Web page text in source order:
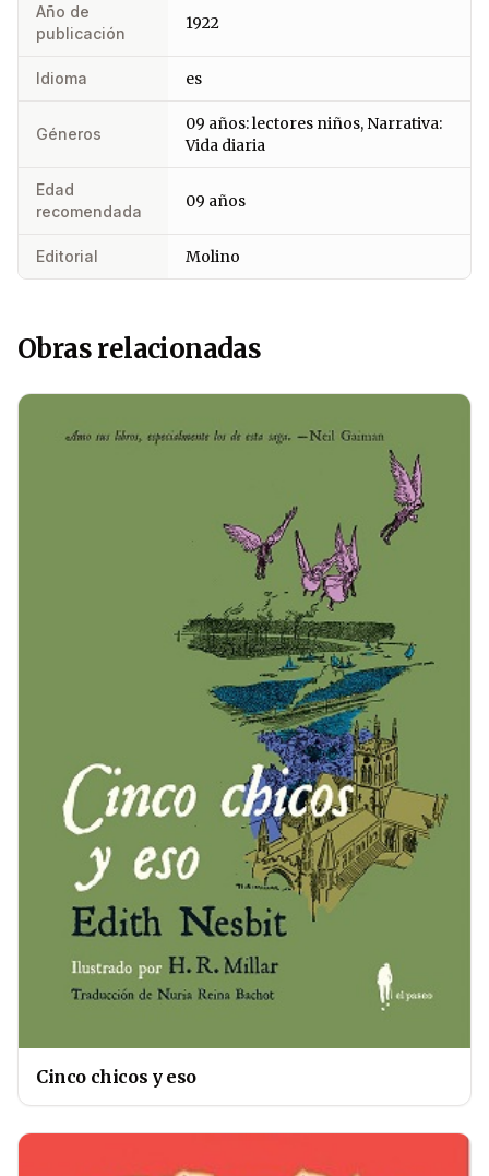
Año de
publicación
1922
Idioma es
Géneros
09 años: lectores niños, Narrativa:
Vida diaria
Edad
recomendada
09 años
Editorial Molino
Obras relacionadas
Cinco chicos y eso